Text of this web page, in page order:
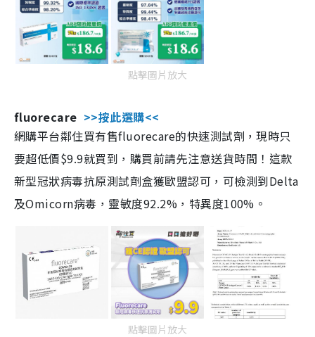
點擊圖片放大
fluorecare >>按此選購<<
網購平台鄰住買有售fluorecare的快速測試劑，現時只
要超低價$9.9就買到，購買前請先注意送貨時間！這款
新型冠狀病毒抗原測試劑盒獲歐盟認可，可檢測到Delta
及Omicorn病毒，靈敏度92.2%，特異度100%。
點擊圖片放大